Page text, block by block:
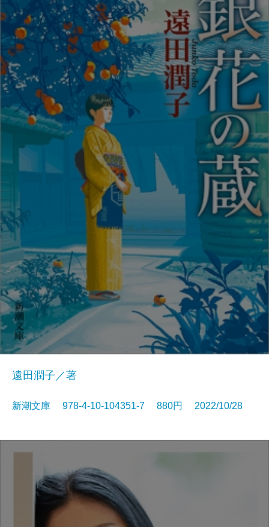
遠田潤子／著
新潮文庫 978-4-10-104351-7 880円 2022/10/28